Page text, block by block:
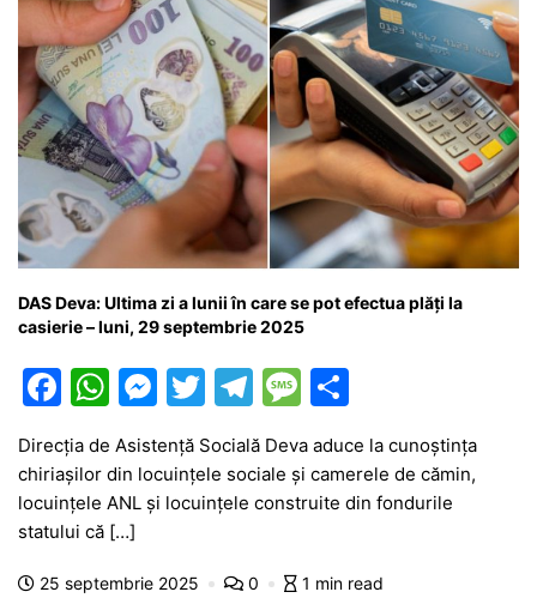
DAS Deva: Ultima zi a lunii în care se pot efectua plăți la
casierie – luni, 29 septembrie 2025
F
a
c
e
b
o
W
at
s
A
p
M
s
s
n
T
w
itt
er
T
e
gr
m
M
s
s
g
ta
je
z
Direcția de Asistență Socială Deva aduce la cunoștința
chiriașilor din locuințele sociale și camerele de cămin,
locuințele ANL și locuințele construite din fondurile
statului că […]
25 septembrie 2025 0 1 min read